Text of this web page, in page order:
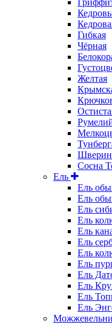
Гибкая
Чёрная
Желтая
Сосна
Ель
Ель
Ель
Ель
Ель
Ель
Ель
Ель
Ель
Ель
Ель
Ель
Ель